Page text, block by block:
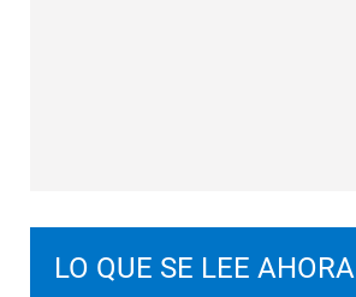
LO QUE SE LEE AHORA